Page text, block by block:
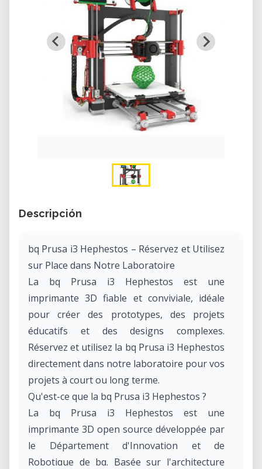
Descripción
bq Prusa i3 Hephestos – Réservez et Utilisez
sur Place dans Notre Laboratoire
La bq Prusa i3 Hephestos est une
imprimante 3D fiable et conviviale, idéale
pour créer des prototypes, des projets
éducatifs et des designs complexes.
Réservez et utilisez la bq Prusa i3 Hephestos
directement dans notre laboratoire pour vos
projets à court ou long terme.
Qu'est-ce que la bq Prusa i3 Hephestos ?
La bq Prusa i3 Hephestos est une
imprimante 3D open source développée par
le Département d'Innovation et de
Robotique de bq. Basée sur l'architecture